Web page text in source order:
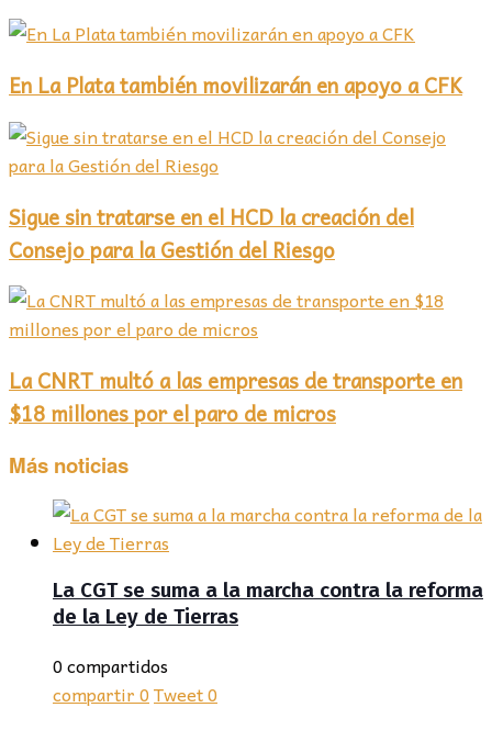
En La Plata también movilizarán en apoyo a CFK
Sigue sin tratarse en el HCD la creación del
Consejo para la Gestión del Riesgo
La CNRT multó a las empresas de transporte en
$18 millones por el paro de micros
Más noticias
La CGT se suma a la marcha contra la reforma
de la Ley de Tierras
0 compartidos
compartir0Tweet0